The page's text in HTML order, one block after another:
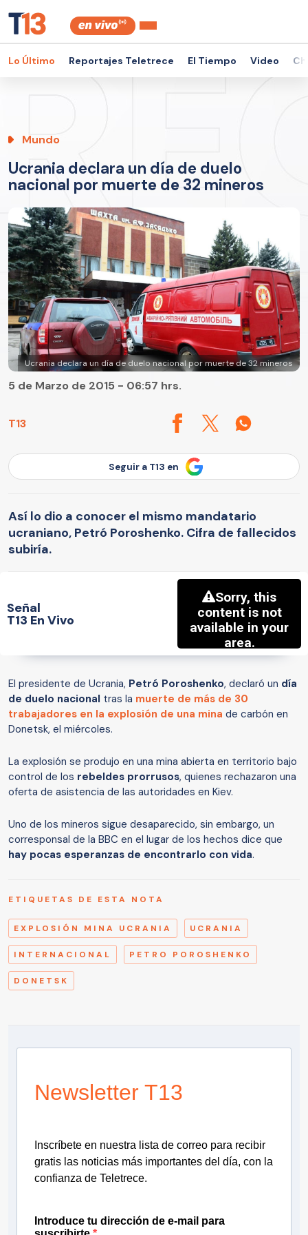
Lo Último Reportajes Teletrece El Tiempo Video
Mundo
Ucrania declara un día de duelo
nacional por muerte de 32 mineros
Ucrania declara un día de duelo nacional por muerte de 32 mineros
T13
5 de Marzo de 2015 - 06:57 hrs.
Seguir a T13 en
Así lo dio a conocer el mismo mandatario
ucraniano, Petró Poroshenko. Cifra de fallecidos
subiría.
Señal
T13 En Vivo
El presidente de Ucrania, Petró Poroshenko, declaró un día
de duelo nacional tras la muerte de más de 30
trabajadores en la explosión de una mina de carbón en
Donetsk, el miércoles.
La explosión se produjo en una mina abierta en territorio bajo
control de los rebeldes prorrusos, quienes rechazaron una
oferta de asistencia de las autoridades en Kiev.
Uno de los mineros sigue desaparecido, sin embargo, un
corresponsal de la BBC en el lugar de los hechos dice que
hay pocas esperanzas de encontrarlo con vida.
ETIQUETAS DE ESTA NOTA
EXPLOSIÓN MINA UCRANIA UCRANIA
INTERNACIONAL PETRO POROSHENKO
DONETSK
Newsletter T13
Inscríbete en nuestra lista de correo para recibir
gratis las noticias más importantes del día, con la
confianza de Teletrece.
Introduce tu dirección de e-mail para